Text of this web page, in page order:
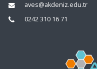
aves@akdeniz.edu.tr
0242 310 16 71